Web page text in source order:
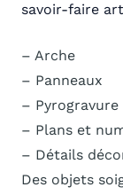
savoir-faire
– Arche
– Panneaux
– Pyrogravure
– Plans et
– Détails
Des objets